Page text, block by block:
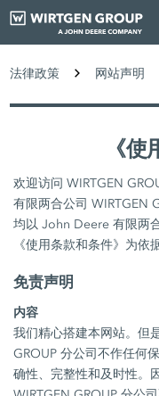
法律政策 网站声明
《使
欢迎访问 WIRTGEN
有限两合公司 WIRTGEN
均以 John Deere 有限两
《使用条款和条件》为依
免责声明
内容
我们精心搭建本网站。但
GROUP 分公司不作任何
确性、完整性和及时性。